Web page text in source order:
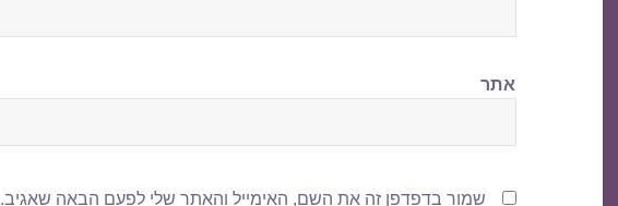
אתר
שמור בדפדפן זה את השם, האימייל והאתר שלי לפעם הבאה שאגיב.